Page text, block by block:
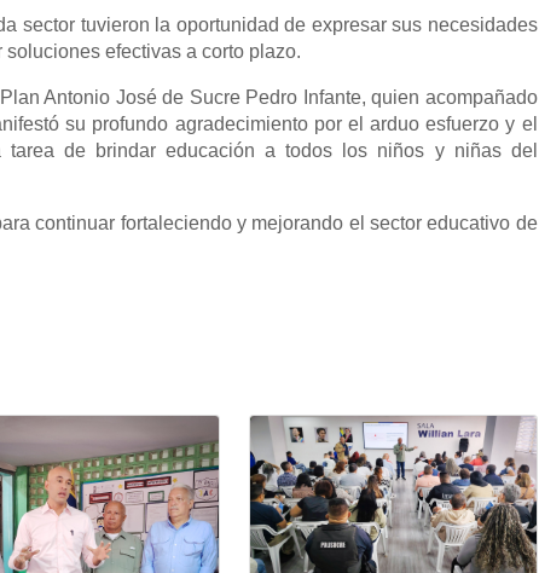
sector tuvieron la oportunidad de expresar sus necesidades
efectivas a corto plazo.
Antonio José de Sucre Pedro Infante, quien acompañado
su profundo agradecimiento por el arduo esfuerzo y el
de brindar educación a todos los niños y niñas del
continuar fortaleciendo y mejorando el sector educativo de